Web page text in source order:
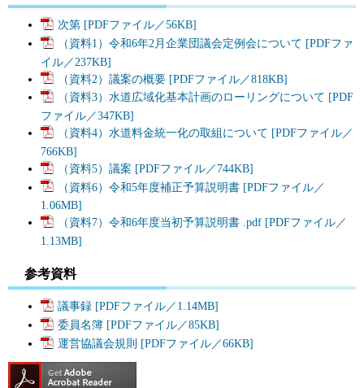
次第 [PDFファイル／56KB]
（資料1）令和6年2月企業団議会定例会について [PDFファ
イル／237KB]
（資料2）議案の概要 [PDFファイル／818KB]
（資料3）水道広域化基本計画のローリングについて [PDF
ファイル／347KB]
（資料4）水道料金統一化の取組について [PDFファイル／
766KB]
（資料5）議案 [PDFファイル／744KB]
（資料6）令和5年度補正予算説明書 [PDFファイル／
1.06MB]
（資料7）令和6年度当初予算説明書 .pdf [PDFファイル／
1.13MB]
参考資料
議事録 [PDFファイル／1.14MB]
委員名簿 [PDFファイル／85KB]
運営協議会規則 [PDFファイル／66KB]